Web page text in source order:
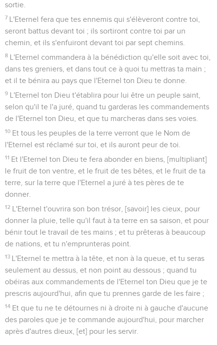
sortie.
7 L'Eternel fera que tes ennemis qui s'élèveront contre toi,
seront battus devant toi ; ils sortiront contre toi par un
chemin, et ils s'enfuiront devant toi par sept chemins.
8 L'Eternel commandera à la bénédiction qu'elle soit avec toi,
dans tes greniers, et dans tout ce à quoi tu mettras ta main ;
et il te bénira au pays que l'Eternel ton Dieu te donne.
9 L'Eternel ton Dieu t'établira pour lui être un peuple saint,
selon qu'il te l'a juré, quand tu garderas les commandements
de l'Eternel ton Dieu, et que tu marcheras dans ses voies.
10 Et tous les peuples de la terre verront que le Nom de
l'Eternel est réclamé sur toi, et ils auront peur de toi.
11 Et l'Eternel ton Dieu te fera abonder en biens, [multipliant]
le fruit de ton ventre, et le fruit de tes bêtes, et le fruit de ta
terre, sur la terre que l'Eternel a juré à tes pères de te
donner.
12 L'Eternel t'ouvrira son bon trésor, [savoir] les cieux, pour
donner la pluie, telle qu'il faut à ta terre en sa saison, et pour
bénir tout le travail de tes mains ; et tu prêteras à beaucoup
de nations, et tu n'emprunteras point.
13 L'Eternel te mettra à la tête, et non à la queue, et tu seras
seulement au dessus, et non point au dessous ; quand tu
obéiras aux commandements de l'Eternel ton Dieu que je te
prescris aujourd'hui, afin que tu prennes garde de les faire ;
14 Et que tu ne te détournes ni à droite ni à gauche d'aucune
des paroles que je te commande aujourd'hui, pour marcher
après d'autres dieux, [et] pour les servir.